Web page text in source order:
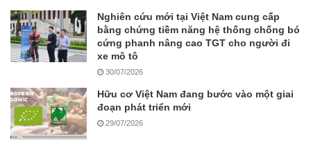
Nghiên cứu mới tại Việt Nam cung cấp
bằng chứng tiềm năng hệ thống chống bó
cứng phanh nâng cao TGT cho người đi
xe mô tô
30/07/2026
Hữu cơ Việt Nam đang bước vào một giai
đoạn phát triển mới
29/07/2026